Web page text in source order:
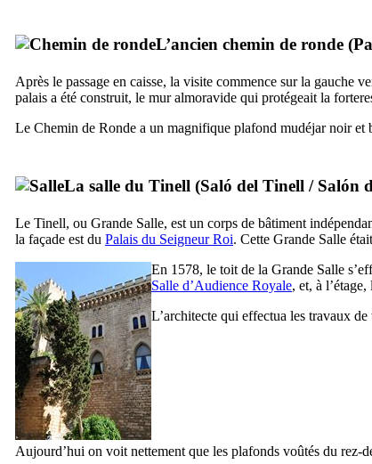
L’ancien chemin de ronde (
Après le passage en caisse, la visite commence sur la gauche
palais a été construit, le mur almoravide qui protégeait la
Le Chemin de Ronde a un magnifique plafond mudéjar noir
La salle du Tinell (Saló del Tinell / Salón
Le Tinell, ou Grande Salle, est un corps de bâtiment
la façade est du Palais du Seigneur Roi. Cette Grande Salle
En 1578, le toit de la Grande Salle
Salle d’Audience Royale, et, à l’étage,
L’architecte qui effectua les travaux
Aujourd’hui on voit nettement que les plafonds voûtés du rez-